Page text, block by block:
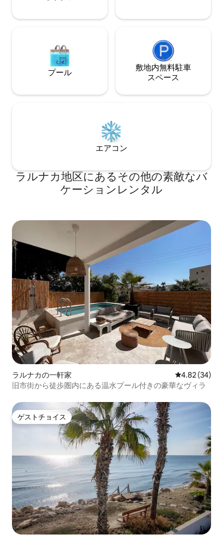
プール
敷地内無料駐⁠車
ス⁠ペ⁠ー⁠ス
エアコン
ラルナカ地区にあるその他の素敵なバ
ケーションレンタル
ラルナカの一軒家 レビュー34
4.82 (34)
旧市街から徒歩圏内にある温水プール付きの豪華なヴィラ
ゲストチョイス
ゲストチョイス